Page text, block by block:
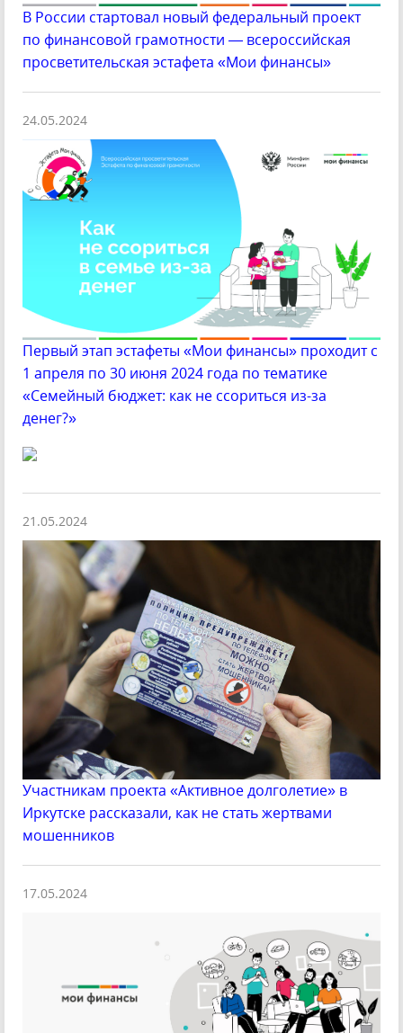
В России стартовал новый федеральный проект
по финансовой грамотности — всероссийская
просветительская эстафета «Мои финансы»
24.05.2024
Первый этап эстафеты «Мои финансы» проходит с
1 апреля по 30 июня 2024 года по тематике
«Семейный бюджет: как не ссориться из-за
денег?»
21.05.2024
Участникам проекта «Активное долголетие» в
Иркутске рассказали, как не стать жертвами
мошенников
17.05.2024